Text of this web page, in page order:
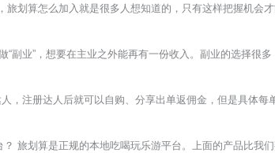
旅划算怎么加入就是很多人想知道的，只有这样把握机会
“副业”，想要在主业之外能再有一份收入。副业的选择很多
，注册达人后就可以自购、分享出单返佣金，但是具体每
旅划算是正规的本地吃喝玩乐游平台。上面的产品比我